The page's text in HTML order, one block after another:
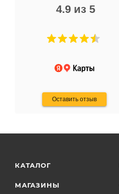
4.9 из 5
Оставить отзыв
Не понравились условия
и дают только на год)
КАТАЛОГ
МАГАЗИНЫ